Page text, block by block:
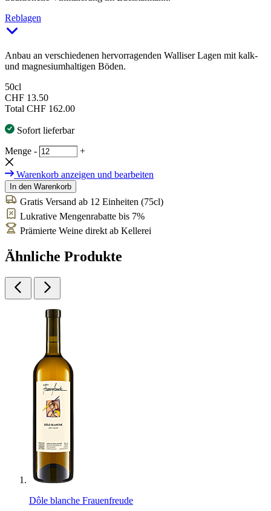
Reblagen
Anbau an verschiedenen hervorragenden Walliser Lagen mit kalk-
und magnesiumhaltigen Böden.
50cl
CHF 13.50
Total CHF 162.00
Sofort lieferbar
Menge - +
Warenkorb anzeigen und bearbeiten
In den Warenkorb
Gratis Versand ab 12 Einheiten (75cl)
Lukrative Mengenrabatte bis 7%
Prämierte Weine direkt ab Kellerei
Ähnliche Produkte
Dôle blanche Frauenfreude